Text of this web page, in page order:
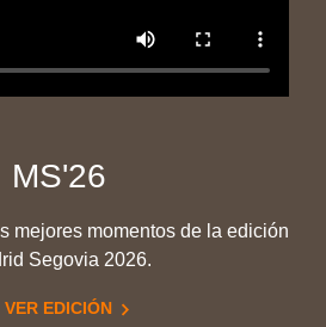
MS'26
mejores momentos de la edición
Segovia 2026.
VER EDICIÓN